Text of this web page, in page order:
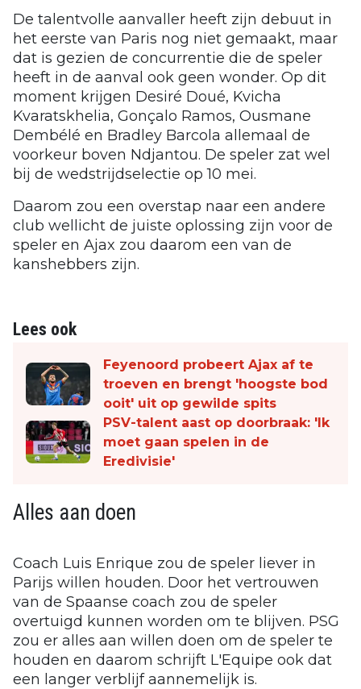
De talentvolle aanvaller heeft zijn debuut in
het eerste van Paris nog niet gemaakt, maar
dat is gezien de concurrentie die de speler
heeft in de aanval ook geen wonder. Op dit
moment krijgen Desiré Doué, Kvicha
Kvaratskhelia, Gonçalo Ramos, Ousmane
Dembélé en Bradley Barcola allemaal de
voorkeur boven Ndjantou. De speler zat wel
bij de wedstrijdselectie op 10 mei.
Daarom zou een overstap naar een andere
club wellicht de juiste oplossing zijn voor de
speler en Ajax zou daarom een van de
kanshebbers zijn.
Lees ook
Feyenoord probeert Ajax af te
troeven en brengt 'hoogste bod
ooit' uit op gewilde spits
PSV-talent aast op doorbraak: 'Ik
moet gaan spelen in de
Eredivisie'
Alles aan doen
Coach Luis Enrique zou de speler liever in
Parijs willen houden. Door het vertrouwen
van de Spaanse coach zou de speler
overtuigd kunnen worden om te blijven. PSG
zou er alles aan willen doen om de speler te
houden en daarom schrijft L'Equipe ook dat
een langer verblijf aannemelijk is.